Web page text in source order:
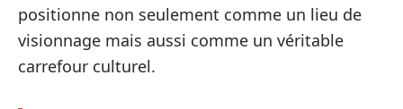
positionne non seulement comme un lieu de
visionnage mais aussi comme un véritable
carrefour culturel.